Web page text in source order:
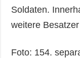
Soldaten.
weitere
Foto: 154.